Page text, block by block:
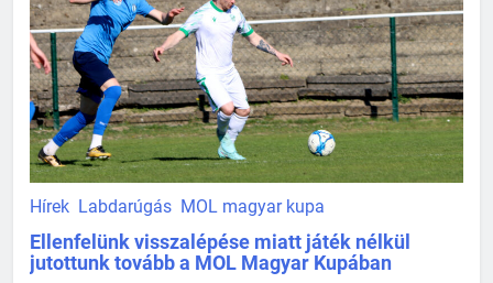
Hírek Labdarúgás MOL magyar kupa
Ellenfelünk visszalépése miatt játék nélkül
jutottunk tovább a MOL Magyar Kupában